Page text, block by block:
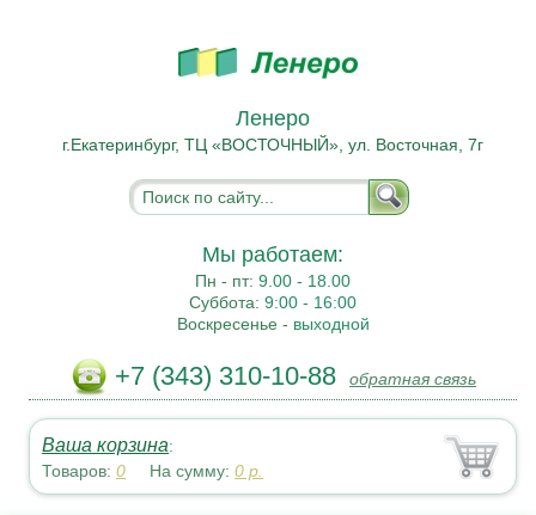
Ленеро
г.Екатеринбург, ТЦ «ВОСТОЧНЫЙ», ул. Восточная, 7г
Мы работаем:
Пн - пт:9.00 - 18.00
Суббота:9:00 - 16:00
Воскресенье - выходной
+7 (343) 310-10-88 обратная связь
Ваша корзина:
Товаров:0 На сумму:0 р.